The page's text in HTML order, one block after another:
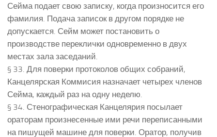
Сейма подает свою записку, когда произносится его
фамилия. Подача записок в другом порядке не
допускается. Сейм может постановить о
производстве переклички одновременно в двух
местах зала заседаний.
§ 33. Для поверки протоколов общих собраний,
Канцелярская Коммисия назначает четырех членов
Сейма, каждый раз на одну неделю.
§ 34. Стенографическая Канцелярия посылает
ораторам произнесенные ими речи переписанными
на пишущей машине для поверки. Оратор, получив